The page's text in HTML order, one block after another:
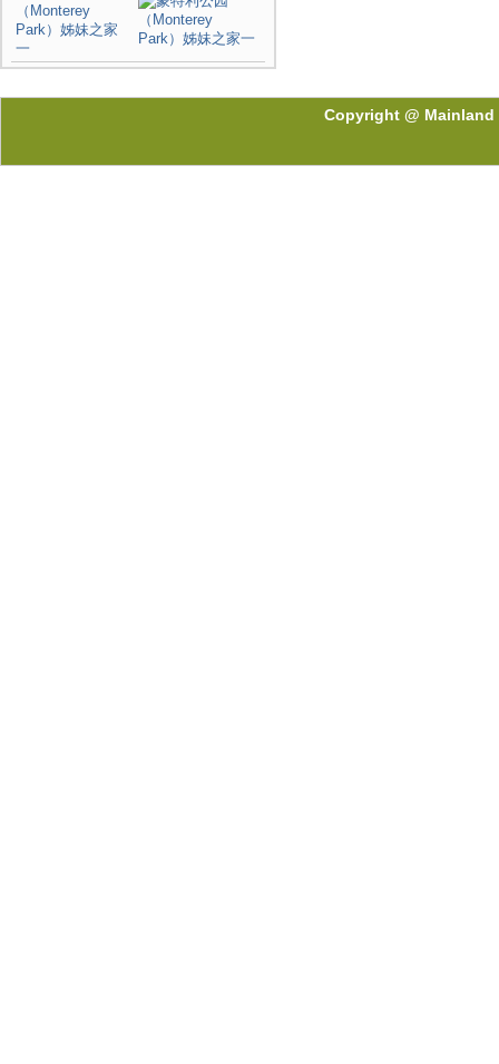
（Monterey
Park）姊妹之家
一
Copyright @